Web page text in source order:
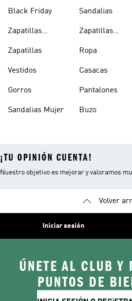
Black Friday
Zapatillas
Zapatillas
Vestidos
Gorros
Sandalias Mujer
Sandalias
Zapatillas
Ropa
Casacas
Pantalones
Buzo
¡TU OPINIÓN CUENTA!
Nuestro objetivo es mejorar y valoramos
Volver
Iniciar sesión
ÚNETE AL CLUB
PUNTOS DE